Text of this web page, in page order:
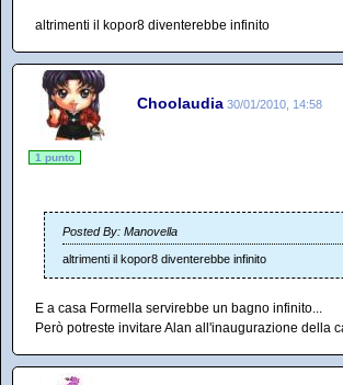
altrimenti il kopor8 diventerebbe infinito
Choolaudia 30/01/2010, 14:58
1 punto
Posted By: Manovella
altrimenti il kopor8 diventerebbe infinito
E a casa Formella servirebbe un bagno infinito...
Però potreste invitare Alan all'inaugurazione della